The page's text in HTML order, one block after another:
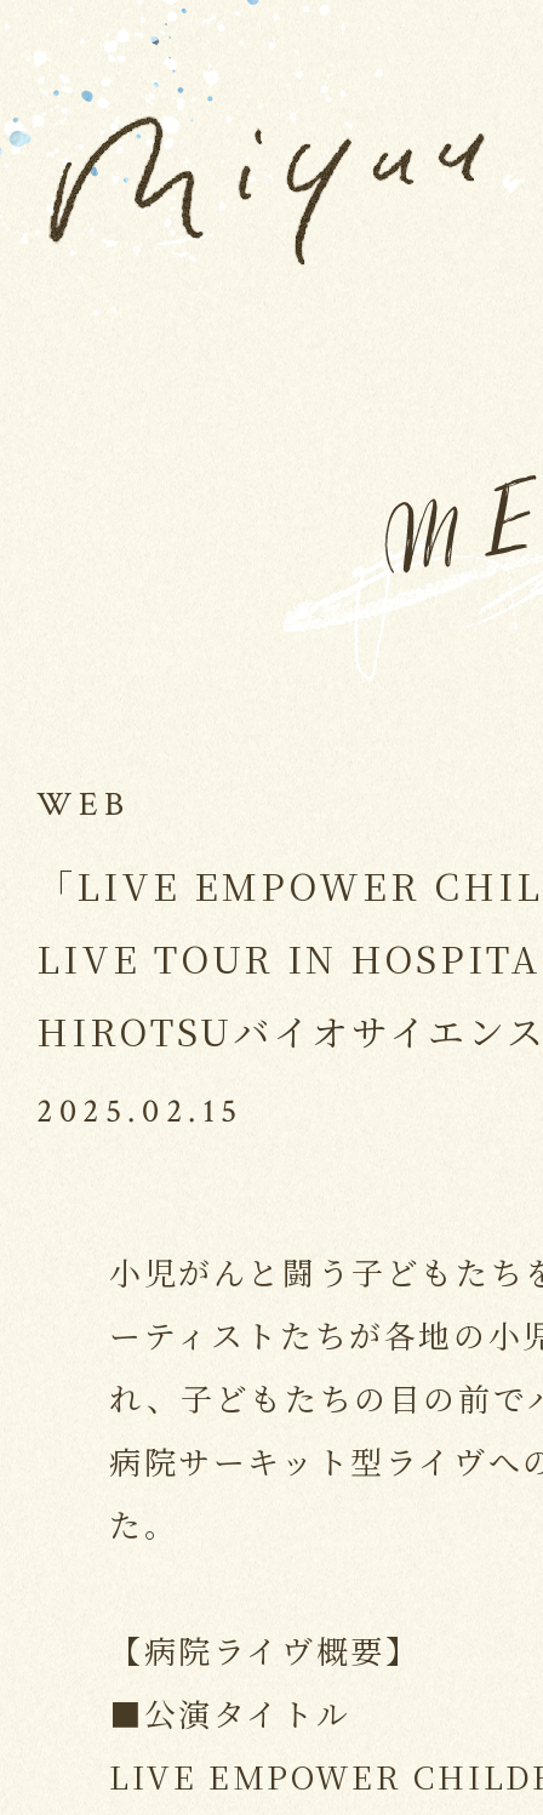
WEB
「LIVE EMPOWER
LIVE TOUR IN
HIROTSUバイオサイエン
2025.02.15
小児がんと闘う子どもたち
ーティストたちが各地の小
れ、子どもたちの目の前で
病院サーキット型ライヴへ
た。
【病院ライヴ概要】
■公演タイトル
LIVE EMPOWER